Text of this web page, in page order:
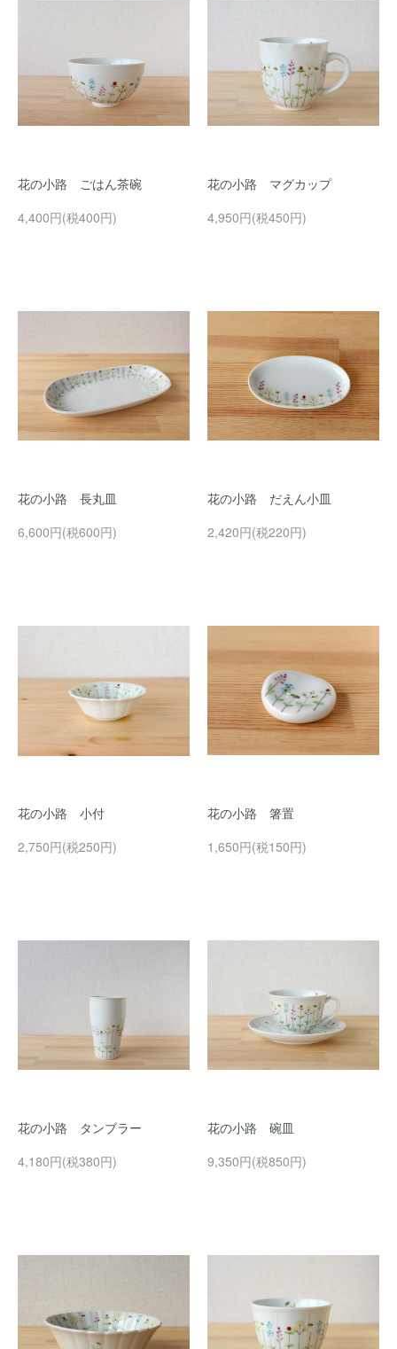
花の小路 ごはん茶碗
4,400円(税400円)
花の小路 マグカップ
4,950円(税450円)
花の小路 長丸皿
6,600円(税600円)
花の小路 だえん小皿
2,420円(税220円)
花の小路 小付
2,750円(税250円)
花の小路 箸置
1,650円(税150円)
花の小路 タンブラー
4,180円(税380円)
花の小路 碗皿
9,350円(税850円)